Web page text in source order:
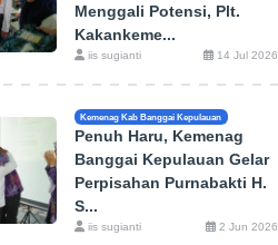
Menggali Potensi, Plt.
Kakankeme...
iis sugianti 14 Jul 2026
Kemenag Kab Banggai Kepulauan
Penuh Haru, Kemenag
Banggai Kepulauan Gelar
Perpisahan Purnabakti H.
S...
iis sugianti 2 Jun 2026